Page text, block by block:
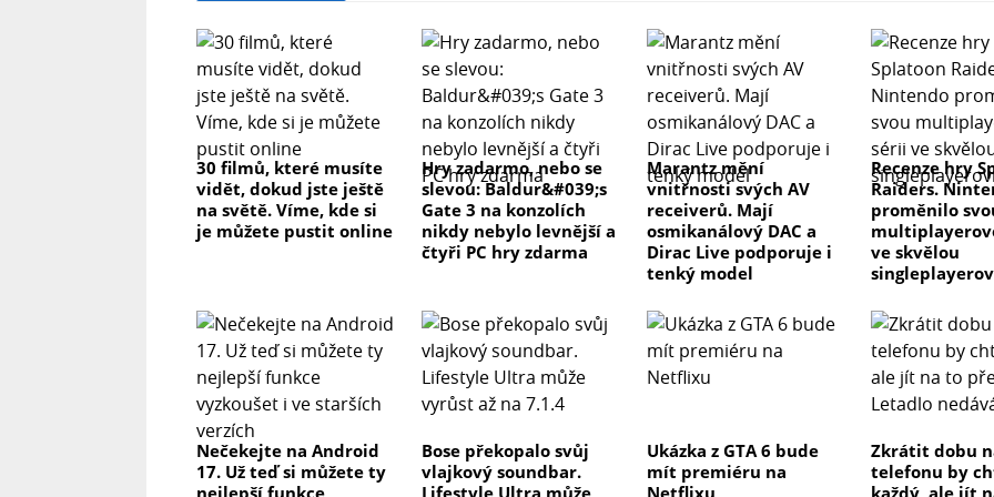
30 filmů, které musíte
vidět, dokud jste ještě
na světě. Víme, kde si
je můžete pustit online
Hry zadarmo, nebo se
slevou: Baldur&#039;s
Gate 3 na konzolích
nikdy nebylo levnější a
čtyři PC hry zdarma
Marantz mění
vnitřnosti svých AV
receiverů. Mají
osmikanálový DAC a
Dirac Live podporuje i
tenký model
Recenze hry
Raiders.
proměnilo
ve skvělou
Nečekejte na Android
17. Už teď si můžete ty
nejlepší funkce
Bose překopalo svůj
vlajkový soundbar.
Lifestyle Ultra může
Ukázka z GTA 6 bude
mít premiéru na
Netflixu
Zkrátit dobu
telefonu by
každý, ale jít